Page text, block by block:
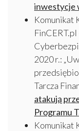
inwestycje
Komunikat
2020 r.:
Tarcza
atakują
Programu
Komunikat